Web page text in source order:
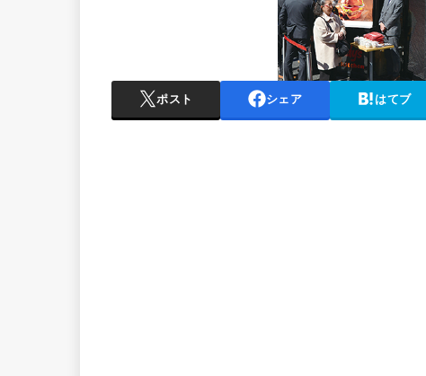
ポスト シェア はてブ